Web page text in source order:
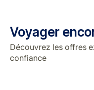
Voyager
Découvrez les offres
confiance